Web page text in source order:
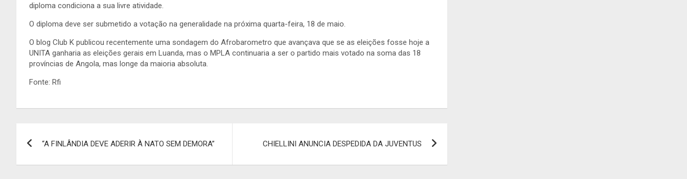
diploma condiciona a sua livre atividade.
O diploma deve ser submetido a votação na generalidade na próxima quarta-feira, 18 de maio.
O blog Club K publicou recentemente uma sondagem do Afrobarometro que avançava que se as eleições fosse hoje a
UNITA ganharia as eleições gerais em Luanda, mas o MPLA continuaria a ser o partido mais votado na soma das 18
províncias de Angola, mas longe da maioria absoluta.
Fonte: Rfi
“A FINLÂNDIA DEVE ADERIR À NATO SEM DEMORA” CHIELLINI ANUNCIA DESPEDIDA DA JUVENTUS